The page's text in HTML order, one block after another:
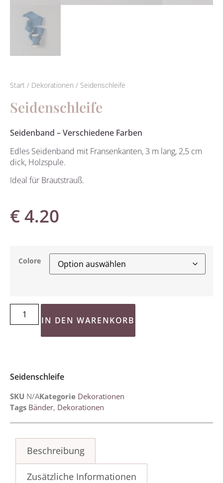
Start / Dekorationen / Seidenschleife
Seidenschleife
Seidenband – Verschiedene Farben
Edles Seidenband mit Fransenkanten, 3 m lang, 2,5 cm
dick, Holzspule.
Ideal für Brautstrauß.
€4.20
Colore
IN DEN WARENKORB
Seidenschleife
SKU N/AKategorie Dekorationen
Tags Bänder, Dekorationen
Beschreibung
Zusätzliche Informationen